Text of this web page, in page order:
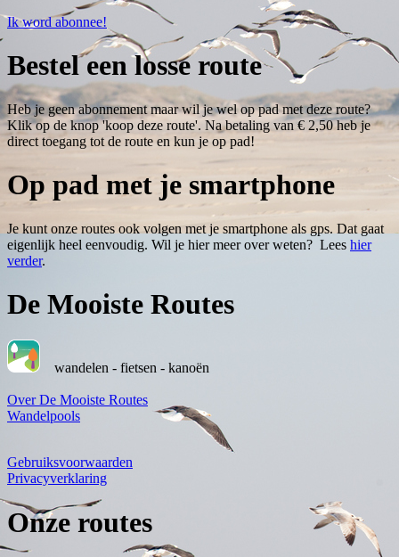
Ik word abonnee!
Bestel een losse route
Heb je geen abonnement maar wil je wel op pad met deze route?
Klik op de knop 'koop deze route'. Na betaling van € 2,50 heb je
direct toegang tot de route en kun je op pad!
Op pad met je smartphone
Je kunt onze routes ook volgen met je smartphone als gps. Dat gaat
eigenlijk heel eenvoudig. Wil je hier meer over weten? Lees hier
verder.
De Mooiste Routes
wandelen - fietsen - kanoën
Over De Mooiste Routes
Wandelpools
Gebruiksvoorwaarden
Privacyverklaring
Onze routes